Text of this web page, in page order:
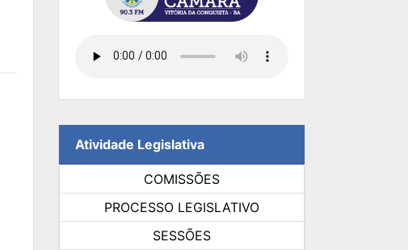
Atividade Legislativa
COMISSÕES
PROCESSO LEGISLATIVO
SESSÕES